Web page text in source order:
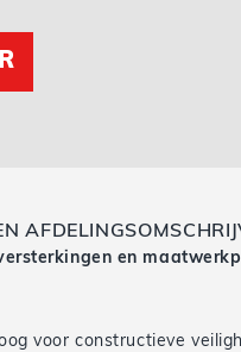
en
voor constructieve